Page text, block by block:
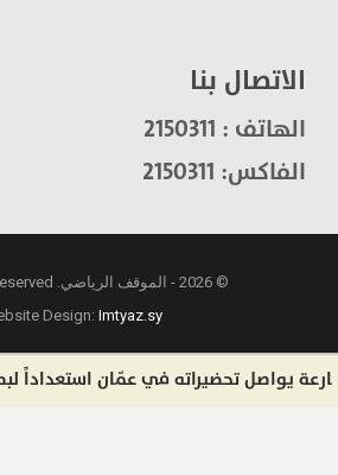
الاتصال بنا
الهاتف : 2150311
الفاكس: 2150311
© 2026 - الموقف الرياضي. All Rights Reserved.
Design:Imtyaz.sy
تحضيراته في عمّان استعداداً لبطولة